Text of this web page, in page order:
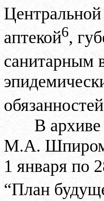
аптекой6,
санитарным
В
М.А. Шпиром
1 января по
“План